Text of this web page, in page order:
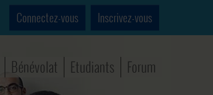
Connectez-vous Inscrivez-vous
Bénévolat Etudiants Forum